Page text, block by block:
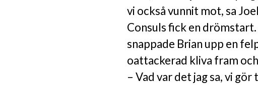
vi också vunnit mot, sa
Consuls fick en
snappade Brian upp en
oattackerad kliva fram
– Vad var det jag sa, vi